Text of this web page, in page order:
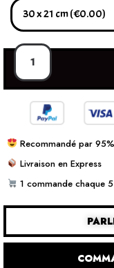
Recommandé par
Livraison en Express
1 commande chaque